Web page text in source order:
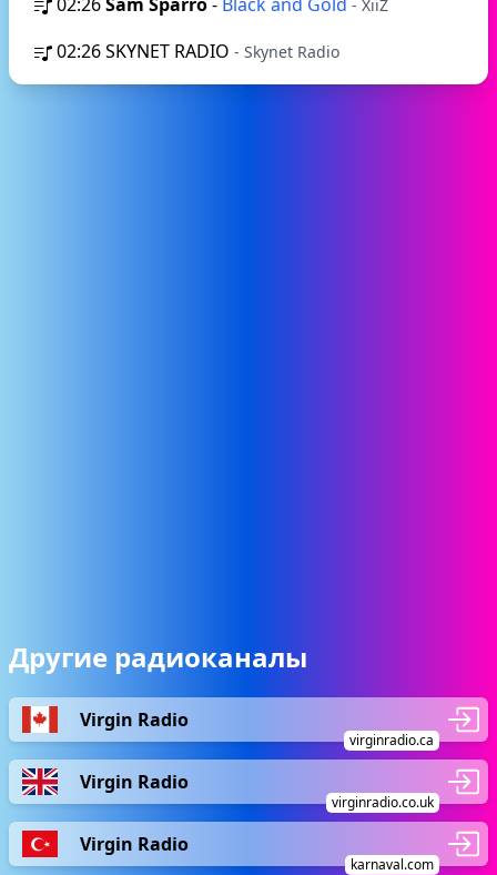
- XiiZ
02:26SKYNET RADIO - Skynet Radio
Другие радиоканалы
Virgin Radio
virginradio.ca
Virgin Radio
virginradio.co.uk
Virgin Radio
karnaval.com